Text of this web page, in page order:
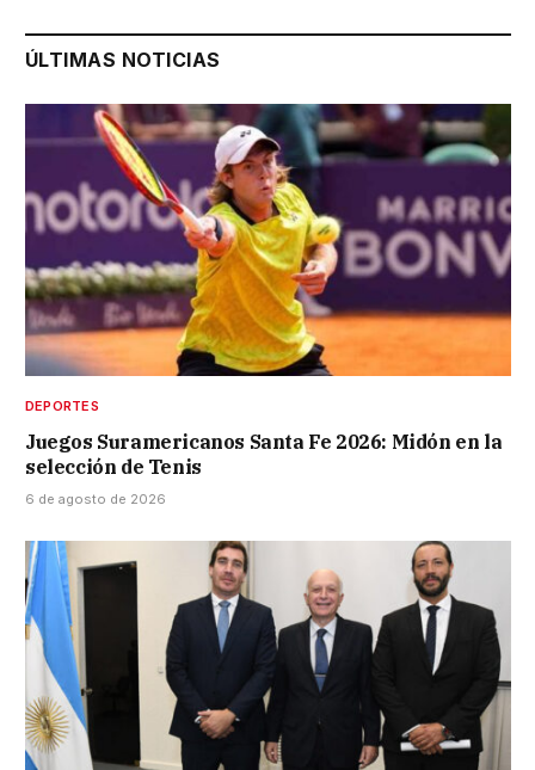
ÚLTIMAS NOTICIAS
DEPORTES
Juegos Suramericanos Santa Fe 2026: Midón en la
selección de Tenis
6 de agosto de 2026